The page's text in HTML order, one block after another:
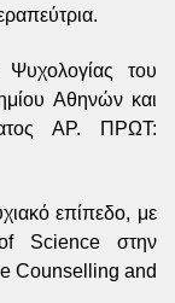
του
Αθηνών και
ΑΡ. ΠΡΩΤ:
επίπεδο, με
Science στην
Counselling and